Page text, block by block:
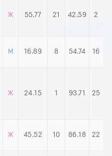
Ж 55.77 21 42.59 2
М 16.89 8 54.74 16
Ж 24.15 1 93.71 25
Ж 45.52 10 86.18 22